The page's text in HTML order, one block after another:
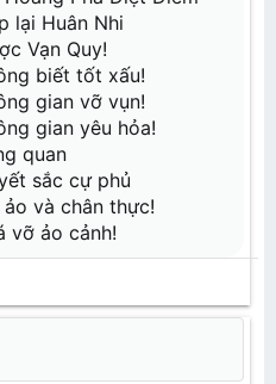
lại Huân Nhi
Vạn Quy!
biết tốt xấu!
gian vỡ vụn!
gian yêu hỏa!
quan
sắc cự phủ
và chân thực!
vỡ ảo cảnh!